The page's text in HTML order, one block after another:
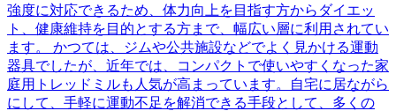
強度に対応できるため、体力向上を目指す方からダイエッ
ト、健康維持を目的とする方まで、幅広い層に利用されてい
ます。 かつては、ジムや公共施設などでよく見かける運動
器具でしたが、近年では、コンパクトで使いやすくなった家
庭用トレッドミルも人気が高まっています。自宅に居ながら
にして、手軽に運動不足を解消できる手段として、多くの